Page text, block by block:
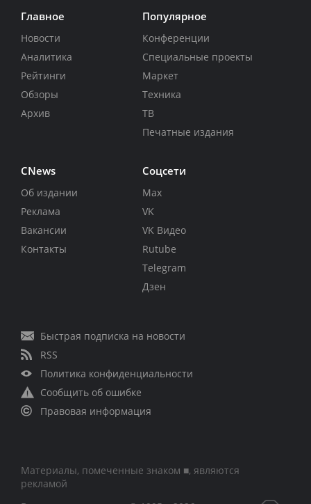
Главное
Новости
Аналитика
Рейтинги
Обзоры
Архив
Популярное
Конференции
Специальные проекты
Маркет
Техника
ТВ
Печатные издания
CNews
Об издании
Реклама
Вакансии
Контакты
Соцсети
Max
VK
VK Видео
Rutube
Telegram
Дзен
Быстрая подписка на новости
RSS
Политика конфиденциальности
Сообщить об ошибке
Правовая информация
Материалы, помеченные знаком ■, являются
рекламой